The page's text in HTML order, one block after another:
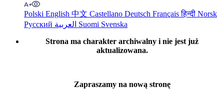
Polski English 中文 Castellano Deutsch Françaisहिन्दी Norsk
Русский
Suomi Svenska
Strona ma charakter archiwalny i nie jest już
aktualizowana.
Zapraszamy na nową stronę